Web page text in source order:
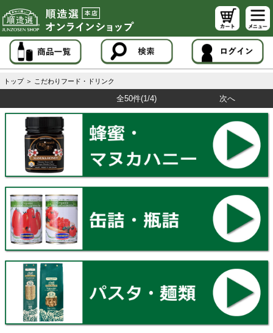
トップ ＞ こだわりフード・ドリンク
全50件(1/4) 次へ